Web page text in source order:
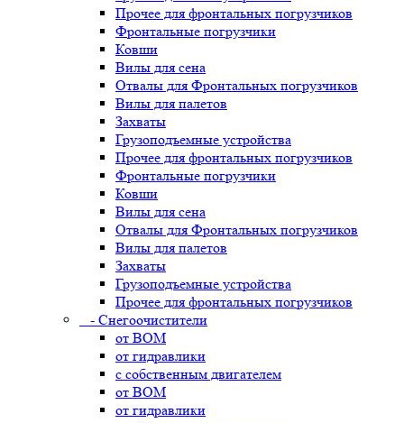
Прочее для фронтальных погрузчиков
Фронтальные погрузчики
Ковши
Вилы для сена
Отвалы для Фронтальных погрузчиков
Вилы для палетов
Захваты
Грузоподъемные устройства
Прочее для фронтальных погрузчиков
Фронтальные погрузчики
Ковши
Вилы для сена
Отвалы для Фронтальных погрузчиков
Вилы для палетов
Захваты
Грузоподъемные устройства
Прочее для фронтальных погрузчиков
- Снегоочистители
от ВОМ
от гидравлики
с собственным двигателем
от ВОМ
от гидравлики